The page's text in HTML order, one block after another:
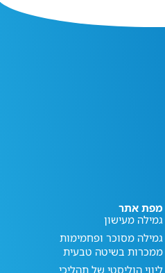
מפת אתר
גמילה מעישון
גמילה מסוכר ופחמימות
ממכרות בשיטה טבעית
ליווי הוליסטי של תהליכי